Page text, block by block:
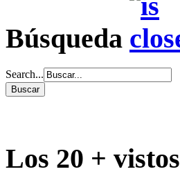
Búsqueda
Search...
Los 20 + vistos